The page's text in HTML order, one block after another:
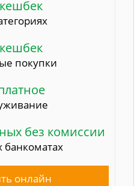
покупки
без комиссии
онлайн